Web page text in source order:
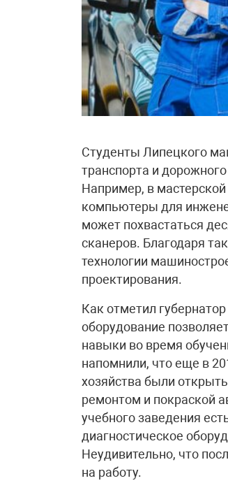
Студенты Липецкого
транспорта и
Например, в
компьютеры для
может похвастаться
сканеров. Благодаря
технологии
проектирования.
Как отметил
оборудование
навыки во время
напомнили, что еще в
хозяйства были
ремонтом и покраской
учебного заведения
диагностическое
Неудивительно, что
на работу.